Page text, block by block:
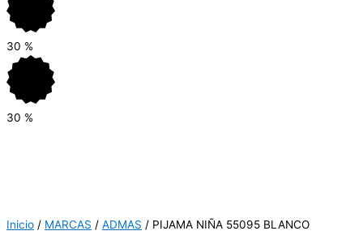
30 %
30 %
Inicio / MARCAS / ADMAS / PIJAMA NIÑA 55095 BLANCO